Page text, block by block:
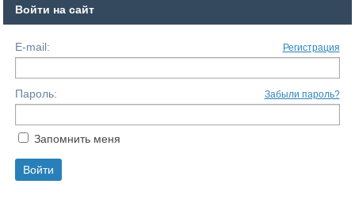
Войти на сайт
E-mail: Регистрация
Пароль: Забыли пароль?
Запомнить меня